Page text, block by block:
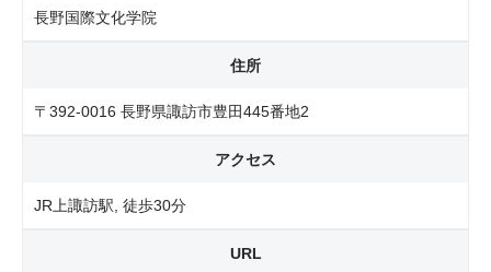
長野国際文化学院
住所
〒392-0016 長野県諏訪市豊田445番地2
アクセス
JR上諏訪駅, 徒歩30分
URL